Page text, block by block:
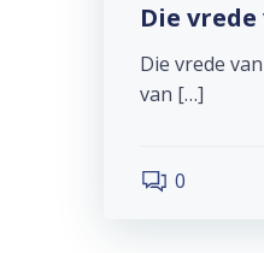
Die
Die vrede
van […]
0